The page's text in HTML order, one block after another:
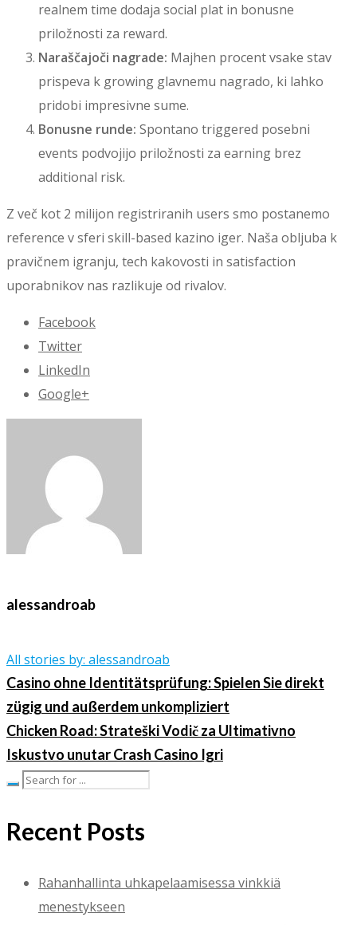
realnem time dodaja social plat in bonusne
priložnosti za reward.
Naraščajoči nagrade: Majhen procent vsake stav
prispeva k growing glavnemu nagrado, ki lahko
pridobi impresivne sume.
Bonusne runde: Spontano triggered posebni
events podvojijo priložnosti za earning brez
additional risk.
Z več kot 2 milijon registriranih users smo postanemo
reference v sferi skill-based kazino iger. Naša obljuba k
pravičnem igranju, tech kakovosti in satisfaction
uporabnikov nas razlikuje od rivalov.
Facebook
Twitter
LinkedIn
Google+
alessandroab
All stories by: alessandroab
Casino ohne Identitätsprüfung: Spielen Sie direkt
zügig und außerdem unkompliziert
Chicken Road: Strateški Vodič za Ultimativno
Iskustvo unutar Crash Casino Igri
Recent Posts
Rahanhallinta uhkapelaamisessa vinkkiä
menestykseen